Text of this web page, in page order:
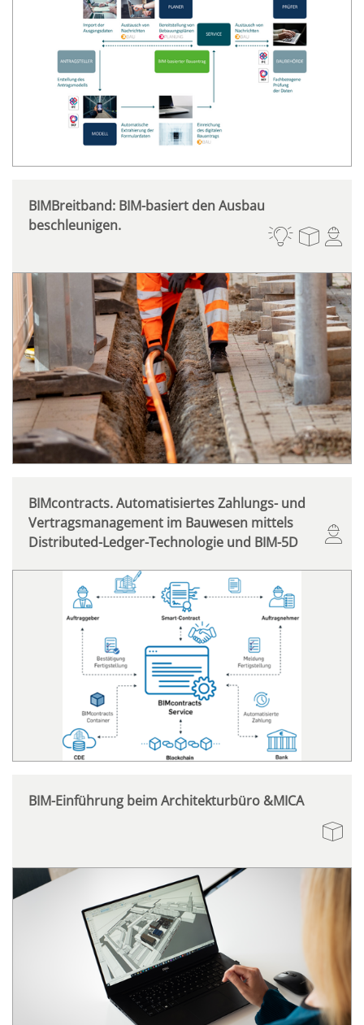
BIMBreitband: BIM-basiert den Ausbau
beschleunigen.
BIMcontracts. Automatisiertes Zahlungs- und
Vertragsmanagement im Bauwesen mittels
Distributed-Ledger-Technologie und BIM-5D
BIM-Einführung beim Architekturbüro &MICA